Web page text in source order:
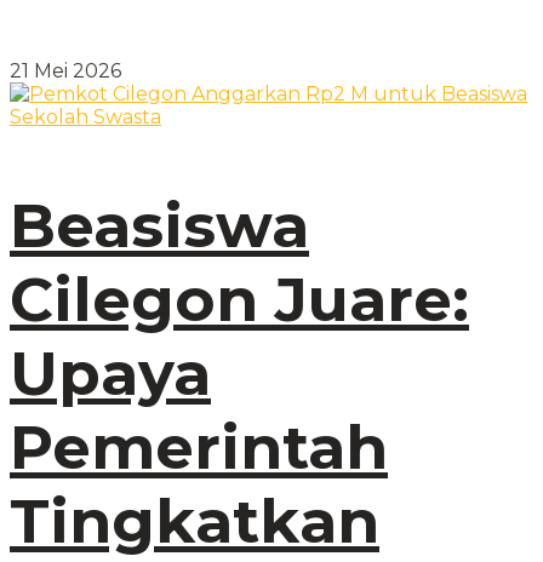
21 Mei 2026
Beasiswa
Cilegon Juare:
Upaya
Pemerintah
Tingkatkan